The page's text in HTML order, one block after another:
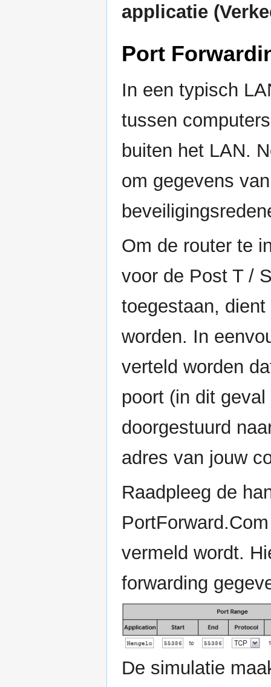
applicatie
Port
In een typisch
tussen
buiten het LAN.
om gegevens
Om de router te
voor de Post T /
toegestaan,
worden. In
verteld worden
poort (in dit
doorgestuurd
adres van jouw
Raadpleeg de
vermeld wordt.
forwarding
De simulatie